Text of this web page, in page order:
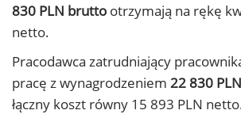
830 PLN brutto otrzymają na rękę
netto.
Pracodawca zatrudniający
pracę z wynagrodzeniem 22 830
łączny koszt równy 15 893 PLN